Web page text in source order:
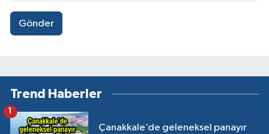
Gönder
Trend Haberler
Çanakkale’de geleneksel panayır